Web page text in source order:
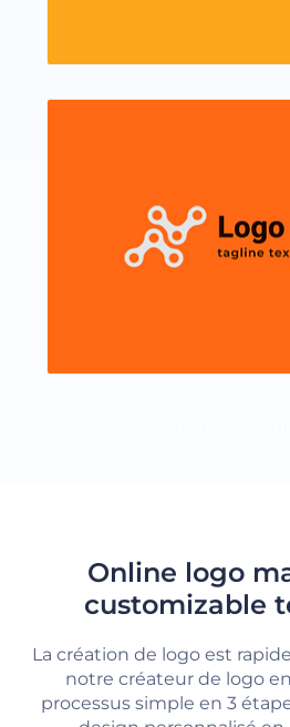
Online logo
customizable
La création de logo est
notre créateur de logo
processus simple en 3